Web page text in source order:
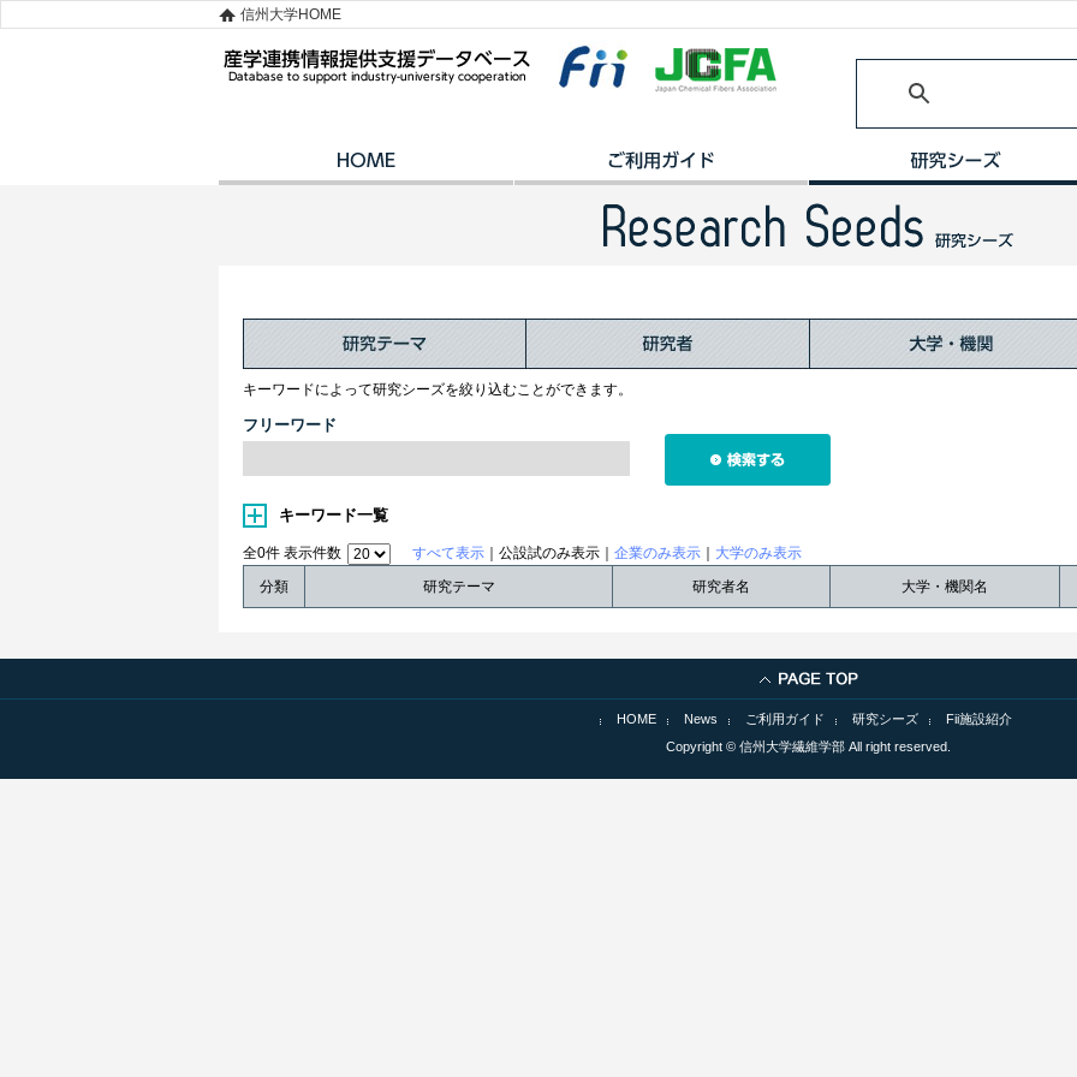
信州大学HOME
キーワードによって研究シーズを絞り込むことができます。
フリーワード
キーワード一覧
全0件 表示件数 すべて表示 ｜公設試のみ表示｜ 企業のみ表示
大学のみ表示
分類
研究テーマ 研究者名 大学・機関名
HOME News ご利用ガイド 研究シーズ
Fii施設紹介
Copyright © 信州大学繊維学部 All right reserved.